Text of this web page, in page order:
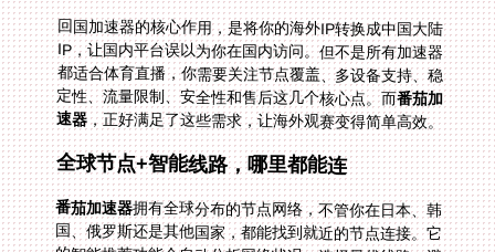
回国加速器的核心作用，是将你的海外IP转换成中国大陆
IP，让国内平台误以为你在国内访问。但不是所有加速器
都适合体育直播，你需要关注节点覆盖、多设备支持、稳
定性、流量限制、安全性和售后这几个核心点。而番茄加
速器，正好满足了这些需求，让海外观赛变得简单高效。
全球节点+智能线路，哪里都能连
番茄加速器拥有全球分布的节点网络，不管你在日本、韩
国、俄罗斯还是其他国家，都能找到就近的节点连接。它
的智能推荐功能会自动分析网络状况，选择最优线路，避
免拥堵，确保直播流畅。比如在日本看央视频世界杯，打